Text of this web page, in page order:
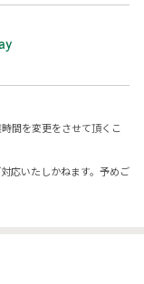
間を変更をさせて頂くこ
応いたしかねます。予めご